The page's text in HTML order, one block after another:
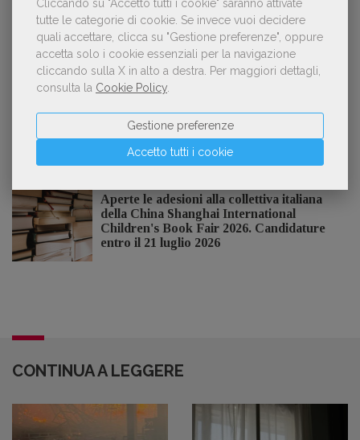
Cliccando su "Accetto tutti i cookie" saranno attivate
tutte le categorie di cookie. Se invece vuoi decidere
quali accettare, clicca su "Gestione preferenze", oppure
accetta solo i cookie essenziali per la navigazione
cliccando sulla X in alto a destra. Per maggiori dettagli,
consulta la Cookie Policy
Accetto tutti i cookie
Gestione preferenze
NOTIZIE DALL'AIE
Il Premio Inge Feltrinelli apre le
candidature per la quinta edizione,
dedicata al tema della pace
Aperte le adesioni alla collettiva italiana
della China Shanghai International
Children's Book Fair 2026. Candidature
entro il 21 luglio 2026
CONTINUA A LEGGERE